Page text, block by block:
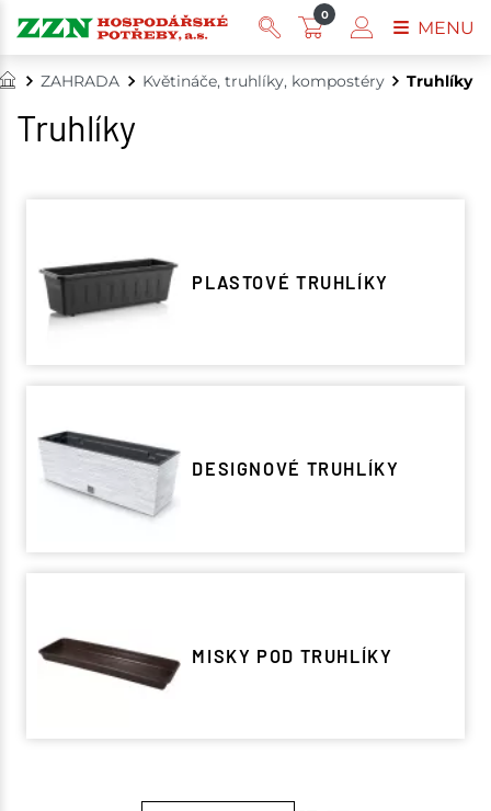
ZAHRADA Květináče, truhlíky, kompostéry Truhlíky
Truhlíky
PLASTOVÉ TRUHLÍKY
DESIGNOVÉ TRUHLÍKY
MISKY POD TRUHLÍKY
0
MENU